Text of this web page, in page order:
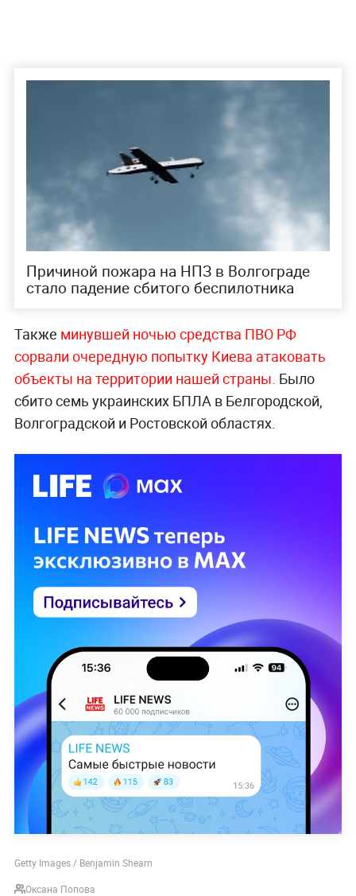
Причиной пожара на НПЗ в Волгограде
стало падение сбитого беспилотника
Также минувшей ночью средства ПВО РФ
сорвали очередную попытку Киева атаковать
объекты на территории нашей страны. Было
сбито семь украинских БПЛА в Белгородской,
Волгоградской и Ростовской областях.
Getty Images / Benjamin Shearn
Оксана Попова